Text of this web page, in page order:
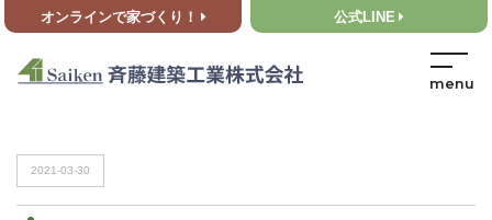
オンラインで家づくり！ 公式LINE
HOME>481A8044
2021-03-30